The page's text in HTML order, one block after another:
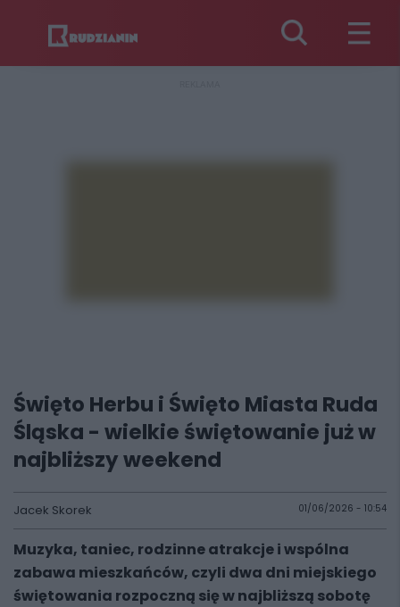
Święto Herbu i Święto Miasta Ruda
Śląska - wielkie świętowanie już w
najbliższy weekend
Jacek Skorek 01/06/2026 - 10:54
Muzyka, taniec, rodzinne atrakcje i wspólna
zabawa mieszkańców, czyli dwa dni miejskiego
świętowania rozpoczną się w najbliższą sobotę